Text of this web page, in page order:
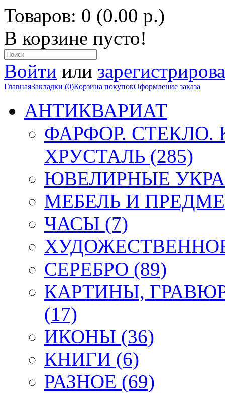
Товаров: 0 (0.00 р.)
В корзине пусто!
Войти или
ГлавнаяЗакладки (0)Корзина покупокОформление заказа
АНТИКВАРИАТ
ФАРФОР.
ХРУСТАЛЬ (285)
ЮВЕЛИРНЫЕ
МЕБЕЛЬ И
ЧАСЫ (7)
СЕРЕБРО (89)
КАРТИНЫ,
(17)
ИКОНЫ (36)
КНИГИ (6)
РАЗНОЕ (69)